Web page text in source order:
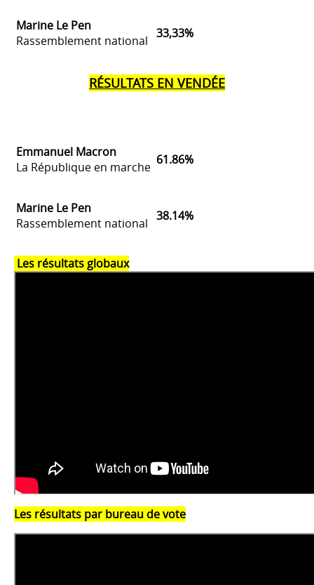
Marine Le Pen
Rassemblement national 33,33%
RÉSULTATS EN VENDÉE
Emmanuel Macron
La République en marche 61.86%
Marine Le Pen
Rassemblement national 38.14%
Les résultats globaux
Les résultats par bureau de vote